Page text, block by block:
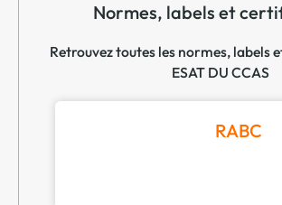
Normes, labels et
Retrouvez toutes les normes, labels
ESAT DU CCAS
RABC